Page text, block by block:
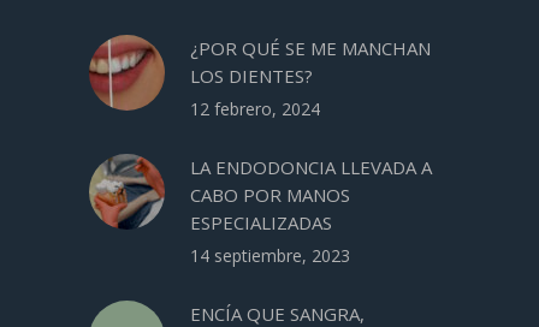
¿POR QUÉ SE ME MANCHAN
LOS DIENTES?
12 febrero, 2024
LA ENDODONCIA LLEVADA A
CABO POR MANOS
ESPECIALIZADAS
14 septiembre, 2023
ENCÍA QUE SANGRA,